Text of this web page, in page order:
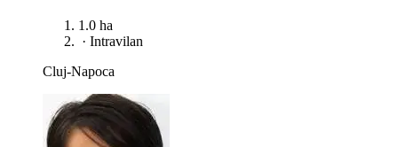
1.0 ha
· Intravilan
Cluj-Napoca